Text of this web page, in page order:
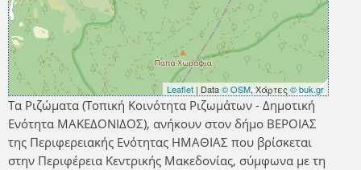
Leaflet | Data© OSM, Χάρτες © buk.gr
Τα Ριζώματα (Τοπική Κοινότητα Ριζωμάτων - Δημοτική
Ενότητα ΜΑΚΕΔΟΝΙΔΟΣ), ανήκουν στον δήμο ΒΕΡΟΙΑΣ
της Περιφερειακής Ενότητας ΗΜΑΘΙΑΣ που βρίσκεται
στην Περιφέρεια Κεντρικής Μακεδονίας, σύμφωνα με τη